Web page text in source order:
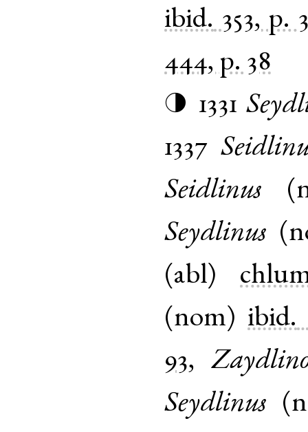
ibid. 353, p.
444, p. 38
◑ 1331
1337
Seidlinus (
Seydlinus (
(abl)
(nom)ibid.
93,
Seydlinus (